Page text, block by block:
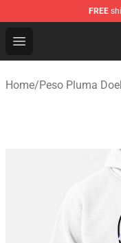
FREE
Open menu
Peso Pluma
Home/Peso Pluma